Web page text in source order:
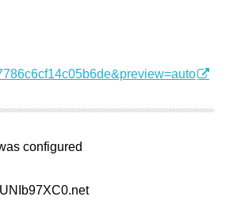
configured